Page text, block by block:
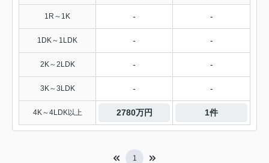
1R～1K - -
1DK～1LDK - -
2K～2LDK - -
3K～3LDK - -
4K～4LDK以上 2780万円 1件
1